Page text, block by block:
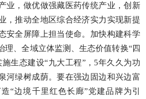
业，做优做强藏医药传统产业，创新
，推动全地区综合经济实力实现新提
安全屏障上担当使命。加快构建科学
理、全域立体监测、生态价值转换“四
生态建设“九大工程”，5年久久为功
河绿树成荫。要在强边固边和兴边富
“边境千里红色长廊”党建品牌为引